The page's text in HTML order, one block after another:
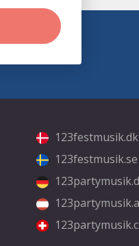
123festmusik.dk
123festmusik.se